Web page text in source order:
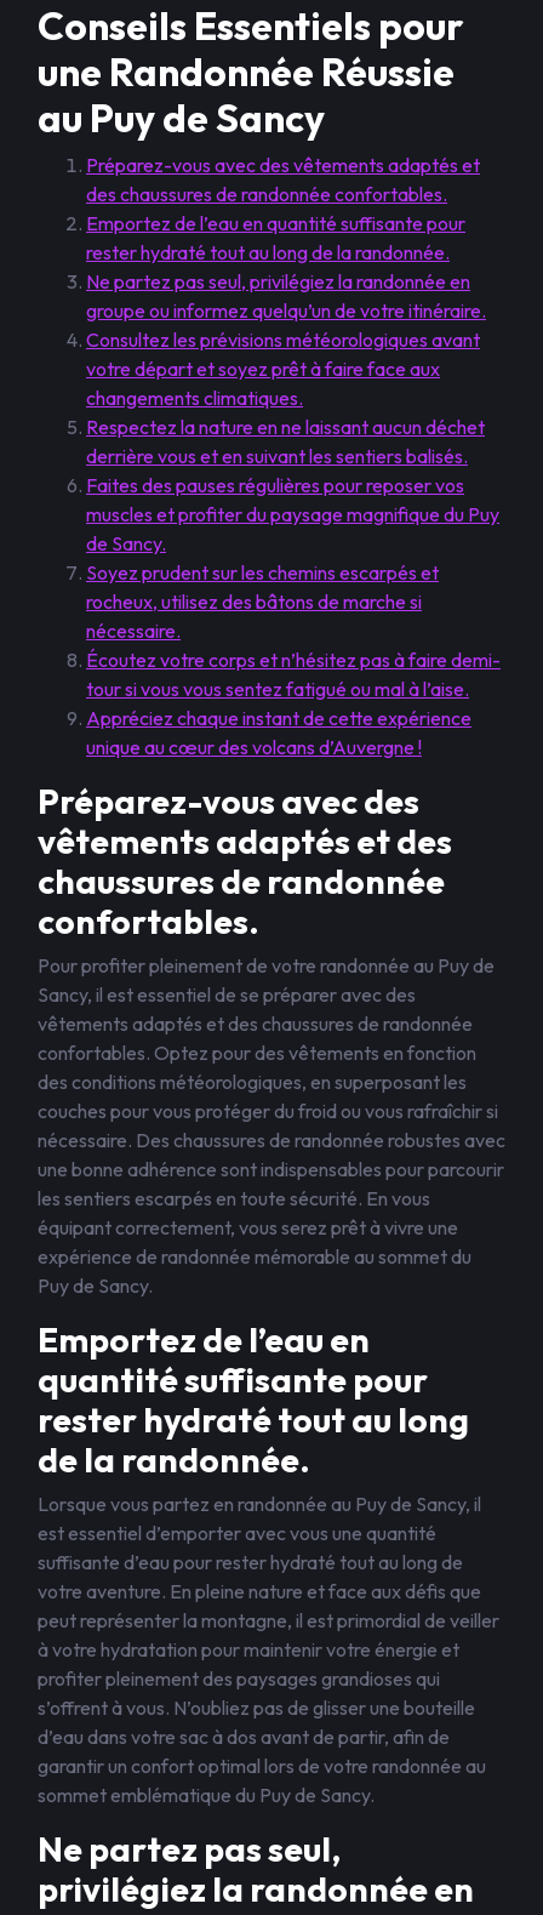
Conseils Essentiels pour
une Randonnée Réussie
au Puy de Sancy
Préparez-vous avec des vêtements adaptés et
des chaussures de randonnée confortables.
Emportez de l’eau en quantité suffisante pour
rester hydraté tout au long de la randonnée.
Ne partez pas seul, privilégiez la randonnée en
groupe ou informez quelqu’un de votre itinéraire.
Consultez les prévisions météorologiques avant
votre départ et soyez prêt à faire face aux
changements climatiques.
Respectez la nature en ne laissant aucun déchet
derrière vous et en suivant les sentiers balisés.
Faites des pauses régulières pour reposer vos
muscles et profiter du paysage magnifique du Puy
de Sancy.
Soyez prudent sur les chemins escarpés et
rocheux, utilisez des bâtons de marche si
nécessaire.
Écoutez votre corps et n’hésitez pas à faire demi-
tour si vous vous sentez fatigué ou mal à l’aise.
Appréciez chaque instant de cette expérience
unique au cœur des volcans d’Auvergne !
Préparez-vous avec des
vêtements adaptés et des
chaussures de randonnée
confortables.
Pour profiter pleinement de votre randonnée au Puy de
Sancy, il est essentiel de se préparer avec des
vêtements adaptés et des chaussures de randonnée
confortables. Optez pour des vêtements en fonction
des conditions météorologiques, en superposant les
couches pour vous protéger du froid ou vous rafraîchir si
nécessaire. Des chaussures de randonnée robustes avec
une bonne adhérence sont indispensables pour parcourir
les sentiers escarpés en toute sécurité. En vous
équipant correctement, vous serez prêt à vivre une
expérience de randonnée mémorable au sommet du
Puy de Sancy.
Emportez de l’eau en
quantité suffisante pour
rester hydraté tout au long
de la randonnée.
Lorsque vous partez en randonnée au Puy de Sancy, il
est essentiel d’emporter avec vous une quantité
suffisante d’eau pour rester hydraté tout au long de
votre aventure. En pleine nature et face aux défis que
peut représenter la montagne, il est primordial de veiller
à votre hydratation pour maintenir votre énergie et
profiter pleinement des paysages grandioses qui
s’offrent à vous. N’oubliez pas de glisser une bouteille
d’eau dans votre sac à dos avant de partir, afin de
garantir un confort optimal lors de votre randonnée au
sommet emblématique du Puy de Sancy.
Ne partez pas seul,
privilégiez la randonnée en